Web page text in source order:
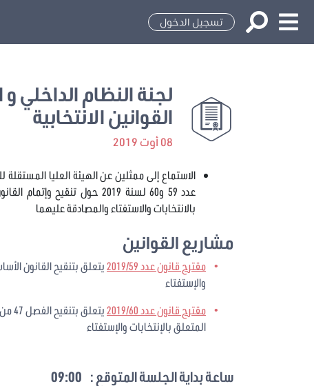
تسجيل الدخول
لجنة النظام الداخلي و
القوانين الانتخابية
08 أوت 2019
الاستماع إلى ممثلين عن الهيئة العليا
بالانتخابات والاستفتاء والمصادقة عليهما
مشاريع القوانين
مقترح قانون عدد 2019/59
والإستفتاء
مقترح قانون عدد 2019/60
المتعلق بالإنتخابات والإستفتاء
ساعة بداية الجلسة المتوقع : 09:00